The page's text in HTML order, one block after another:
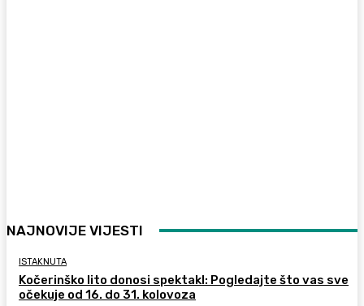
NAJNOVIJE VIJESTI
ISTAKNUTA
Kočerinško lito donosi spektakl: Pogledajte što vas sve
očekuje od 16. do 31. kolovoza